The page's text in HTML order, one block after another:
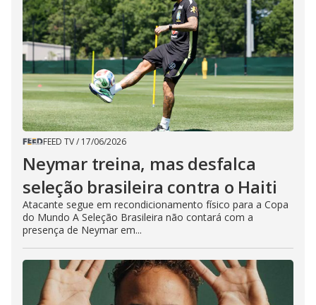
FEED TV/ 17/06/2026
Neymar treina, mas desfalca
seleção brasileira contra o Haiti
Atacante segue em recondicionamento físico para a Copa
do Mundo A Seleção Brasileira não contará com a
presença de Neymar em...